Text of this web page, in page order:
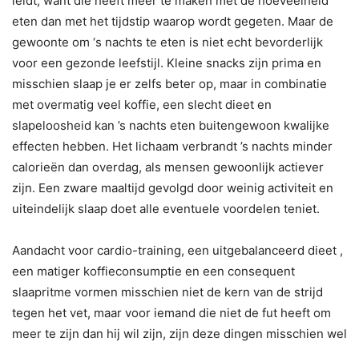
eten dan met het tijdstip waarop wordt gegeten. Maar de
gewoonte om ‘s nachts te eten is niet echt bevorderlijk
voor een gezonde leefstijl. Kleine snacks zijn prima en
misschien slaap je er zelfs beter op, maar in combinatie
met overmatig veel koffie, een slecht dieet en
slapeloosheid kan ’s nachts eten buitengewoon kwalijke
effecten hebben. Het lichaam verbrandt ’s nachts minder
calorieën dan overdag, als mensen gewoonlijk actiever
zijn. Een zware maaltijd gevolgd door weinig activiteit en
uiteindelijk slaap doet alle eventuele voordelen teniet.
Aandacht voor cardio-training, een uitgebalanceerd dieet ,
een matiger koffieconsumptie en een consequent
slaapritme vormen misschien niet de kern van de strijd
tegen het vet, maar voor iemand die niet de fut heeft om
meer te zijn dan hij wil zijn, zijn deze dingen misschien wel